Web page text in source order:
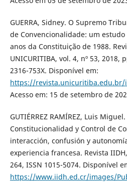
GUERRA, Sidney. O Supremo
de Convencionalidade: um estudo
anos da Constituição de 1988.
UNICURITIBA, vol. 4, nº 53, 2018,
2316-753X. Disponível em:
https://revista.unicuritiba.edu.br/
Acesso em: 15 de setembro de
GUTIÉRREZ RAMÍREZ, Luis
Constitucionalidad y Control de
interacción, confusión y
experiencia francesa. Revista
264, ISSN 1015-5074. Disponível
https://www.iidh.ed.cr/images/